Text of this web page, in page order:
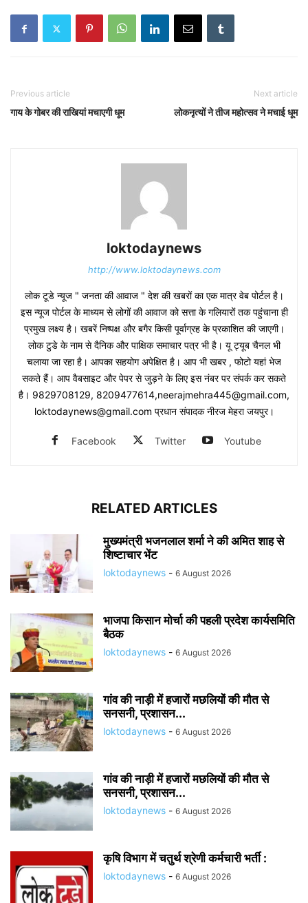
Previous article
गाय के गोबर की राखियां मचाएगी धूम
Next article
लोकनृत्यों ने तीज महोत्सव ने मचाई धूम
loktodaynews
http://www.loktodaynews.com
लोक टूडे न्यूज " जनता की आवाज " देश की खबरों का एक मात्र वेब पोर्टल है।
इस न्यूज पोर्टल के माध्यम से लोगों की आवाज को सत्ता के गलियारों तक पहुंचाना ही
प्रमुख लक्ष्य है। खबरें निष्पक्ष और बगैर किसी पूर्वाग्रह के प्रकाशित की जाएगी।
लोक टुडे के नाम से दैनिक और पाक्षिक समाचार पत्र भी है। यू ट्यूब चैनल भी
चलाया जा रहा है। आपका सहयोग अपेक्षित है। आप भी खबर , फोटो यहां भेज
सकते हैं। आप वैबसाइट और पेपर से जुड़ने के लिए इस नंबर पर संपर्क कर सकते
है। 9829708129, 8209477614,neerajmehra445@gmail.com,
loktodaynews@gmail.com प्रधान संपादक नीरज मेहरा जयपुर।
Facebook Twitter Youtube
RELATED ARTICLES
मुख्यमंत्री भजनलाल शर्मा ने की अमित शाह से
शिष्टाचार भेंट
loktodaynews - 6 August 2026
भाजपा किसान मोर्चा की पहली प्रदेश कार्यसमिति
बैठक
loktodaynews - 6 August 2026
गांव की नाड़ी में हजारों मछलियों की मौत से
सनसनी, प्रशासन...
loktodaynews - 6 August 2026
गांव की नाड़ी में हजारों मछलियों की मौत से
सनसनी, प्रशासन...
loktodaynews - 6 August 2026
कृषि विभाग में चतुर्थ श्रेणी कर्मचारी भर्ती :
loktodaynews - 6 August 2026